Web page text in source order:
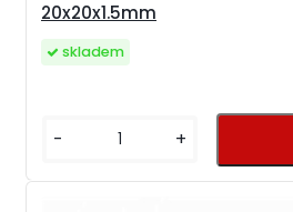
20x20x1.5mm
skladem
- +